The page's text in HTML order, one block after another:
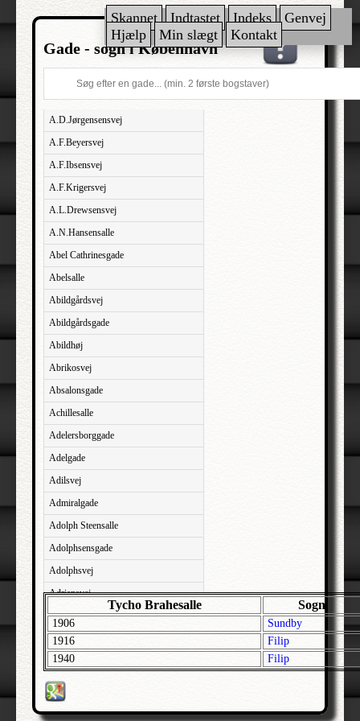
Skannet Indtastet Indeks
Genvej
Hjælp
Min slægt Kontakt
Gade - sogn i København
A.D.Jørgensensvej
A.F.Beyersvej
A.F.Ibsensvej
A.F.Krigersvej
A.L.Drewsensvej
A.N.Hansensalle
Abel Cathrinesgade
Abelsalle
Abildgårdsvej
Abildgårdsgade
Abildhøj
Abrikosvej
Absalonsgade
Achillesalle
Adelersborggade
Adelgade
Adilsvej
Admiralgade
Adolph Steensalle
Adolphsensgade
Adolphsvej
Adriansvej
Aftenbakken
Agavevej
Agerlandsvej
Agermosen
Tycho Brahesalle Sogn
1906
Sundby
1916
Filip
1940
Filip